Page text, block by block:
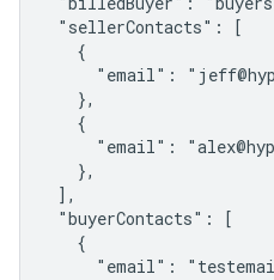
"sellerContacts": [
   {
"email":
   },
   {
"email":
   },
],
"buyerContacts": [
   {
"email":